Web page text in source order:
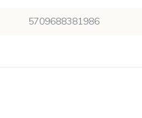
5709688381986